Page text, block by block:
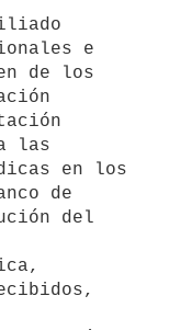
e
de los
las
en los
de
del